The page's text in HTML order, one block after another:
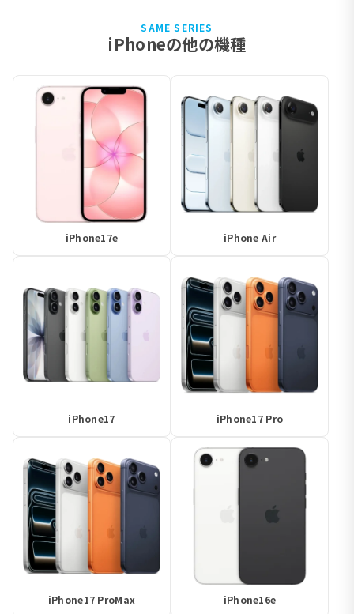
SAME SERIES
iPhoneの他の機種
iPhone17e iPhone Air
iPhone17 iPhone17 Pro
iPhone17 ProMax iPhone16e